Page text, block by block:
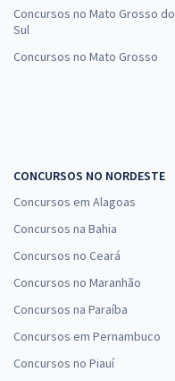
Concursos no Mato Grosso do
Sul
Concursos no Mato Grosso
CONCURSOS NO NORDESTE
Concursos em Alagoas
Concursos na Bahia
Concursos no Ceará
Concursos no Maranhão
Concursos na Paraíba
Concursos em Pernambuco
Concursos no Piauí